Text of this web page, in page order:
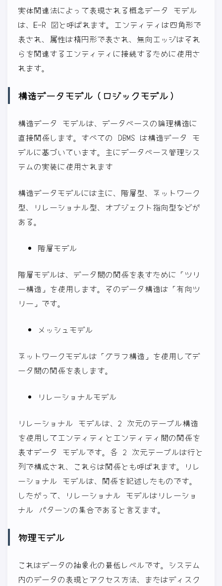
実体関連法によって表現される概念データ モデル
は、E-R 図と呼ばれます。エンティティは四角形で
表され、属性は楕円形で表され、無向エッジはそれ
らを関連するエンティティに接続するために使用さ
れます。
構造データモデル（ロジックモデル）
構造データ モデルは、データベースの論理構造に
直接関係します。すべての DBMS は構造データ モ
デルに基づいています。主にデータベース管理シス
テムの実装に使用されます
構造データモデルには主に、階層型、ネットワーク
型、リレーショナル型、オブジェクト指向型などが
ある。
階層モデル
階層モデルは、データ間の関係を表すために「ツリ
ー構造」を使用します。そのデータ構造は「有向ツ
リー」です。
メッシュモデル
ネットワークモデルは「グラフ構造」を使用してデ
ータ間の関係を表します。
リレーショナルモデル
リレーショナル モデルは、2 次元のテーブル構造
を使用してエンティティとエンティティ間の関係を
表すデータ モデルです。各 2 次元テーブルは行と
列で構成され、これらは関係とも呼ばれます。リレ
ーショナル モデルは、関係を記述したものです。
したがって、リレーショナル モデルはリレーショ
ナル パターンの集合であると言えます。
物理モデル
これはデータの抽象化の最低レベルです。システム
内のデータの表現とアクセス方法、またはディスク